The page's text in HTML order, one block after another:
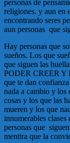
personas de
religiones. y aun en
encontrando seres
aun personas que
Hay personas que
sueños. Los que
que siguen las
PODER CREER
que te dan
nada a cambio y los
cosas y los que las
mueren y los que
innumerables clases
personas que
mentira que la